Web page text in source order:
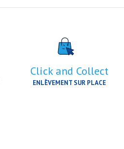
Click and Collect
ENLÈVEMENT SUR PLACE